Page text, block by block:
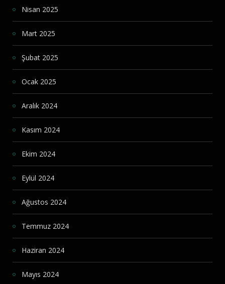
Nisan 2025
Mart 2025
Şubat 2025
Ocak 2025
Aralık 2024
Kasım 2024
Ekim 2024
Eylül 2024
Ağustos 2024
Temmuz 2024
Haziran 2024
Mayıs 2024